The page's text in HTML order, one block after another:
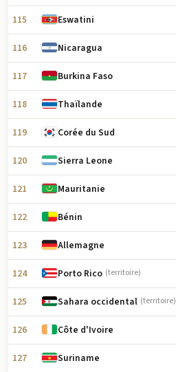
115 Eswatini
116 Nicaragua
117 Burkina Faso
118 Thaïlande
119 Corée du Sud
120 Sierra Leone
121 Mauritanie
122 Bénin
123 Allemagne
124 Porto Rico (territoire)
125 Sahara occidental (territoire)
126 Côte d'Ivoire
127 Suriname